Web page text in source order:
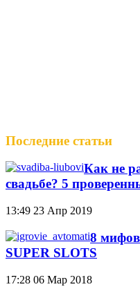
Последние статьи
Как не
свадьбе? 5
13:49 23 Апр 2019
8
SUPER SLOTS
17:28 06 Мар 2018